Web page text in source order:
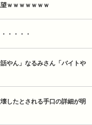
ｗｗｗｗｗｗｗ
・・・・
やん」なるみさん「バイトや
したとされる手口の詳細が明